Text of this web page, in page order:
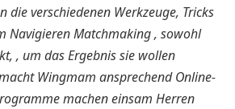
die verschiedenen Werkzeuge, Tricks
Navigieren Matchmaking , sowohl
, um das Ergebnis sie wollen
Wingmam ansprechend Online-
machen einsam Herren